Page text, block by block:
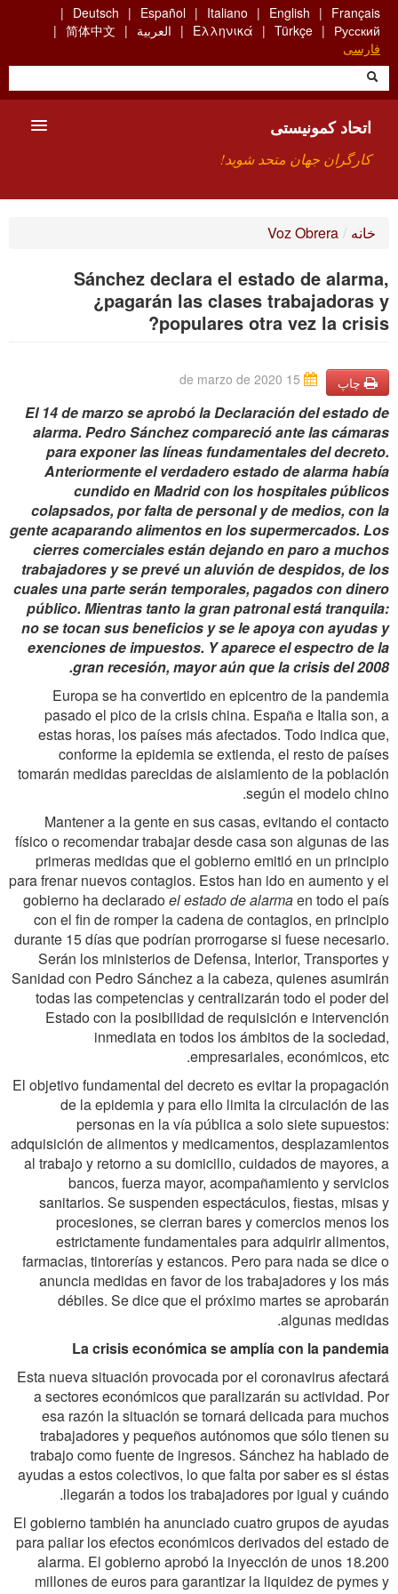
Skip
main
content
Français
English
Italiano
Español
Deutsch
Русский
Türkçe
Ελληνικά العربية
简体中文
فارسی
اتحاد کمونیستی
کارگران جهان متحد شوید!
جستجو
ارتباط
خانه /
Voz Obrera
Sánchez declara el estado de alarma,
¿pagarán las clases trabajadoras y
populares otra vez la crisis?
چاپ
El 14 de marzo se aprobó la Declaración del estado de
alarma. Pedro Sánchez compareció ante las cámaras
para exponer las líneas fundamentales del decreto.
Anteriormente el verdadero estado de alarma había
cundidoen Madrid con los hospitales públicos
colapsados, por falta de personal y de medios, con la
gente acaparando alimentos en los supermercados. Los
cierres comerciales están dejando en paro a muchos
trabajadores y se prevé un aluvión de despidos, de los
cuales una parte serán temporales, pagados con dinero
público. Mientras tanto la gran patronal está tranquila:
no se tocan sus beneficios y se le apoya con ayudas y
exenciones de impuestos. Y aparece el espectro de la
gran recesión, mayor aún que la crisis del 2008.
Europa se ha convertido en epicentro de la pandemia
pasado el pico de la crisis china. España e Italia son, a
estas horas, los países más afectados. Todo indica que,
conforme la epidemia se extienda, el resto de países
tomarán medidas parecidas de aislamiento de la población
según el modelo chino.
Mantener a la gente en sus casas, evitando el contacto
físico o recomendar trabajar desde casa son algunas de las
primeras medidas que el gobierno emitió en un principio
para frenar nuevos contagios. Estos han ido en aumento y el
gobierno ha declaradoel estado de alarmaen todo el país
con el fin de romper la cadena de contagios, en principio
durante 15 días que podrían prorrogarse si fuese necesario.
Serán los ministerios de Defensa, Interior, Transportes y
Sanidad con Pedro Sánchez a la cabeza, quienes asumirán
todas las competencias y centralizarán todo el poder del
Estado con la posibilidad de requisición e intervención
inmediata en todos los ámbitos de la sociedad,
empresariales, económicos, etc.
El objetivo fundamental del decreto es evitar la propagación
de la epidemia y para ello limita la circulación de las
personas en la vía pública a solo siete supuestos:
adquisición de alimentos y medicamentos, desplazamientos
al trabajo y retorno a su domicilio, cuidados de mayores, a
bancos, fuerza mayor, acompañamiento y servicios
sanitarios. Se suspenden espectáculos, fiestas, misas y
procesiones, se cierran bares y comercios menos los
estrictamente fundamentales para adquirir alimentos,
farmacias, tintorerías y estancos. Pero para nada se dice o
anuncia medidas en favor de los trabajadores y los más
débiles. Se dice que el próximo martes se aprobarán
algunas medidas.
La crisis económica se amplía con la pandemia
Esta nueva situación provocada por el coronavirus afectará
a sectores económicos que paralizarán su actividad. Por
esa razón la situación se tornará delicada para muchos
trabajadores y pequeños autónomos que sólo tienen su
trabajo como fuente de ingresos. Sánchez ha hablado de
ayudas a estos colectivos, lo que falta por saber es si éstas
llegarán a todos los trabajadores por igual y cuándo.
El gobierno también ha anunciado cuatro grupos de ayudas
para paliar los efectos económicos derivados del estado de
alarma. El gobierno aprobó la inyección de unos 18.200
millones de euros para garantizar la liquidez de pymes y